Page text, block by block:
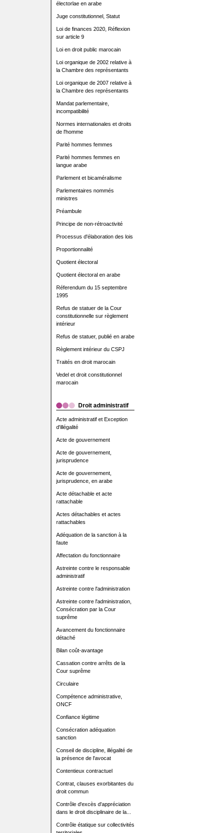
électorlae en arabe
Juge constitutionnel, Statut
Loi de finances 2020, Réflexion
sur article 9
Loi en droit public marocain
Loi organique de 2002 relative à
la Chambre des représentants
Loi organique de 2007 relative à
la Chambre des représentants
Mandat parlementaire,
incompatibilité
Normes internationales et droits
de l'homme
Parité hommes femmes
Parité hommes femmes en
langue arabe
Parlement et bicaméralisme
Parlementaires nommés
ministres
Préambule
Principe de non-rétroactivité
Processus d'élaboration des lois
Proportionnalité
Quotient électoral
Quotient électoral en arabe
Réferendum du 15 septembre
1995
Refus de statuer de la Cour
constitutionnelle sur règlement
intérieur
Refus de statuer, publié en arabe
Règlement intérieur du CSPJ
Traités en droit marocain
Vedel et droit constitutionnel
marocain
Droit administratif
Acte administratif et Exception
d'illégalité
Acte de gouvernement
Acte de gouvernement,
jurisprudence
Acte de gouvernement,
jurisprudence, en arabe
Acte détachable et acte
rattachable
Actes détachables et actes
rattachables
Adéquation de la sanction à la
faute
Affectation du fonctionnaire
Astreinte contre le responsable
administratif
Astreinte contre l'administration
Astreinte contre l'administration,
Consécration par la Cour
suprême
Avancement du fonctionnaire
détaché
Bilan coût-avantage
Cassation contre arrêts de la
Cour suprême
Circulaire
Compétence administrative,
ONCF
Confiance légitime
Consécration adéquation
sanction
Conseil de discipline, illégalité de
la présence de l'avocat
Contentieux contractuel
Contrat, clauses exorbitantes du
droit commun
Contrôle d'excès d'appréciation
dans le droit disciplinaire de la...
Contrôle étatique sur collectivités